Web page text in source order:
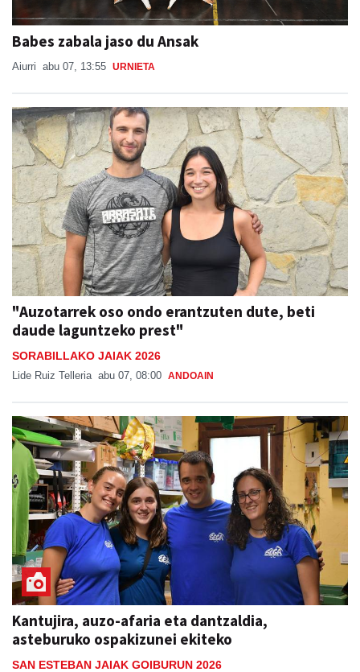
Babes zabala jaso du Ansak
Aiurri abu 07, 13:55 URNIETA
"Auzotarrek oso ondo erantzuten dute, beti
daude laguntzeko prest"
SORABILLAKO JAIAK 2026
Lide Ruiz Telleria abu 07, 08:00 ANDOAIN
Kantujira, auzo-afaria eta dantzaldia,
asteburuko ospakizunei ekiteko
SAN ESTEBAN JAIAK GOIBURUN 2026